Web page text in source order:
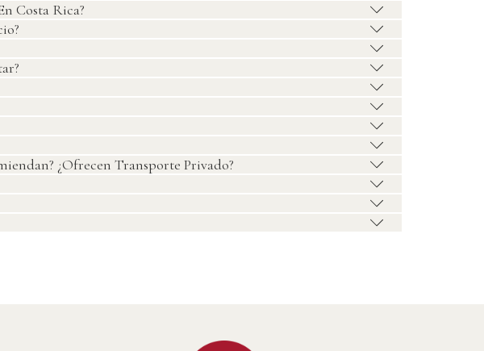
Costa Rica?
¿Ofrecen Transporte Privado?